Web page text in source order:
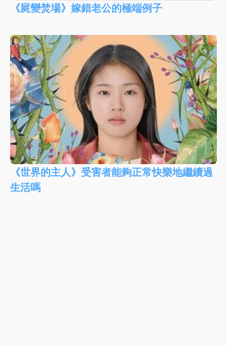
《屍變焚場》嫁錯老公的極端例子
《世界的主人》受害者能夠正常快樂地繼續過
生活嗎